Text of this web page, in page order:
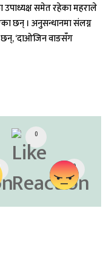
समेत रहेका महराले
छन् । अनुसन्धानमा संलग्न
‘दाओजिन वाङसँग
0
0